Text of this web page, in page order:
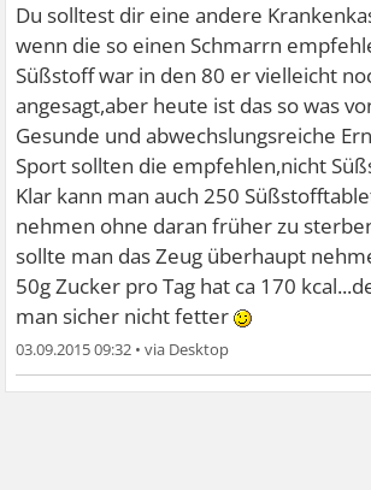
Du solltest dir eine andere
wenn die so einen Schmarrn
Süßstoff war in den 80 er vielleicht
angesagt,aber heute ist das so was
Gesunde und abwechslungsreiche
Sport sollten die empfehlen,nicht
Klar kann man auch 250
nehmen ohne daran früher zu
sollte man das Zeug überhaupt
50g Zucker pro Tag hat ca 170
man sicher nicht fetter
03.09.2015 09:32 •